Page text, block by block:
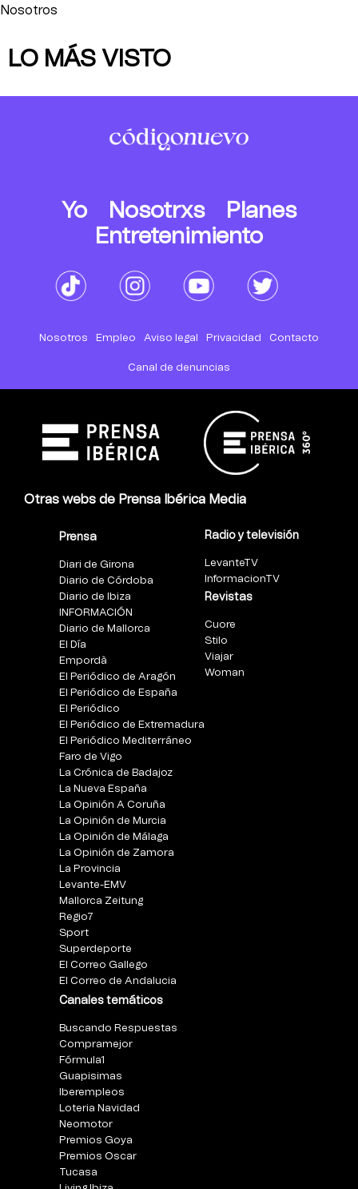
Nosotros
LO MÁS VISTO
Yo Nosotrxs
Planes
Entretenimiento
Nosotros Empleo Aviso legal Privacidad Contacto
Canal de denuncias
Otras webs de Prensa Ibérica Media
Prensa
Diari de Girona
Diario de Córdoba
Diario de Ibiza
INFORMACIÓN
Diario de Mallorca
El Día
Empordà
El Periódico de Aragón
El Periódico de España
El Periódico
El Periódico de Extremadura
El Periódico Mediterráneo
Faro de Vigo
La Crónica de Badajoz
La Nueva España
La Opinión A Coruña
La Opinión de Murcia
La Opinión de Málaga
La Opinión de Zamora
La Provincia
Levante-EMV
Mallorca Zeitung
Regio7
Sport
Superdeporte
El Correo Gallego
El Correo de Andalucia
Canales temáticos
Buscando Respuestas
Compramejor
Fórmula1
Guapisimas
Iberempleos
Loteria Navidad
Neomotor
Premios Goya
Premios Oscar
Tucasa
Radio y televisión
LevanteTV
InformacionTV
Revistas
Cuore
Stilo
Viajar
Woman